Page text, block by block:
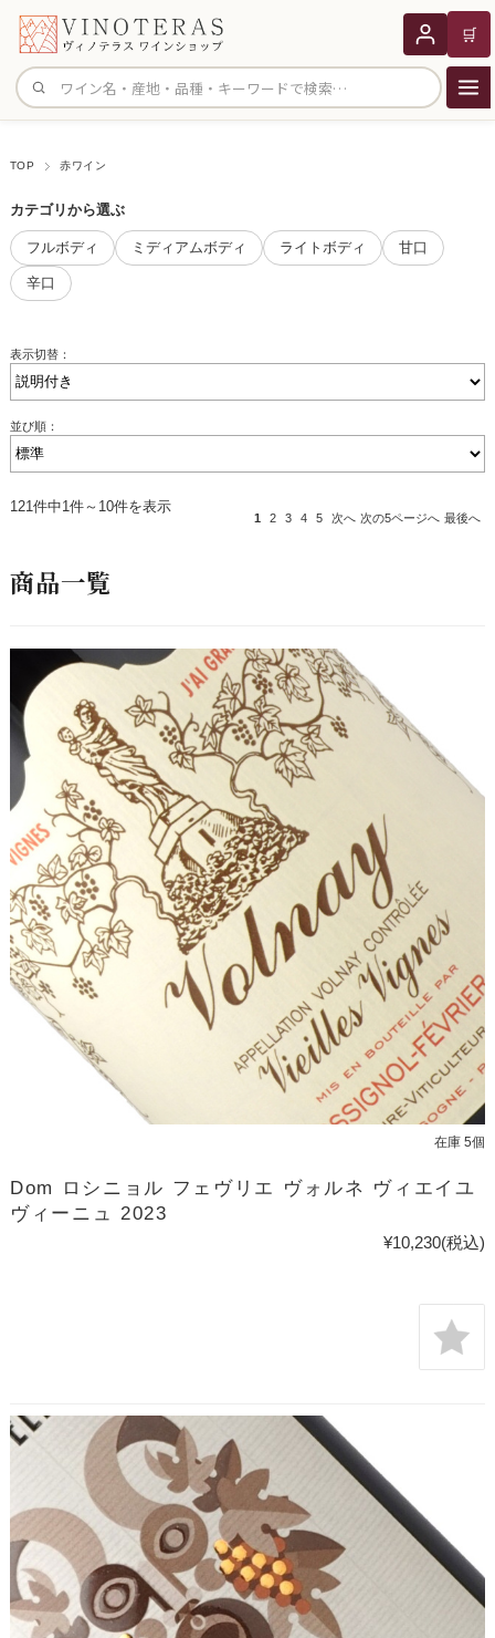
サイト内検索
🛒
TOP 赤ワイン
カテゴリから選ぶ
フルボディ ミディアムボディ ライトボディ 甘口
辛口
表示切替：
並び順：
121件中1件～10件を表示
1 2 3 4 5 次へ 次の5ページへ 最後へ
商品一覧
在庫 5個
Dom ロシニョル フェヴリエ ヴォルネ ヴィエイユ
ヴィーニュ 2023
¥10,230(税込)